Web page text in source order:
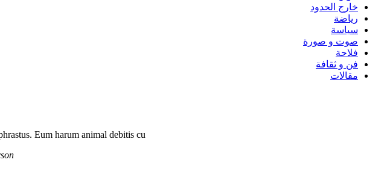
خارج الحدود
رياضة
سياسة
صوت و صورة
فلاحة
فن و ثقافة
مقالات
Eum harum animal debitis cu